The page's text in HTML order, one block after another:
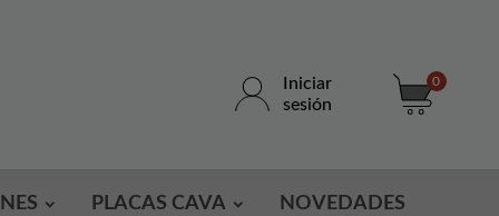
Iniciar
sesión
0
PLACAS CAVA NOVEDADES